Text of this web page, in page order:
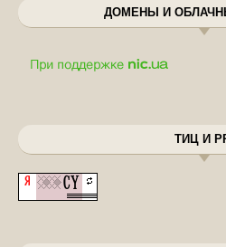
ДОМЕНЫ И
ТИЦ И